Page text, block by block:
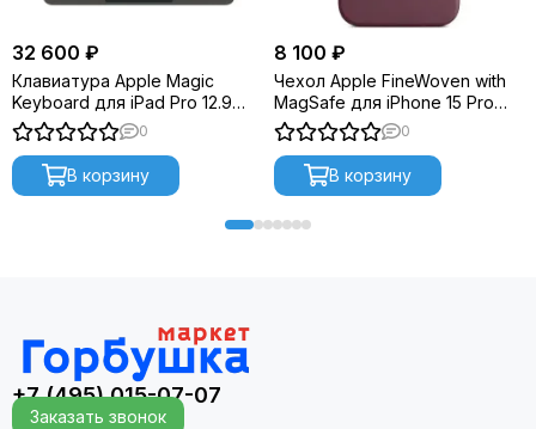
32 600 ₽
Клавиатура Apple Magic
Keyboard для iPad Pro 12.9
(MJQK3) Black 0
В корзину
8 100 ₽
Чехол Apple FineWoven with
MagSafe для iPhone 15 Pro
Max Mulberry
0
В корзину
+7 (495) 015-07-07
Заказать звонок